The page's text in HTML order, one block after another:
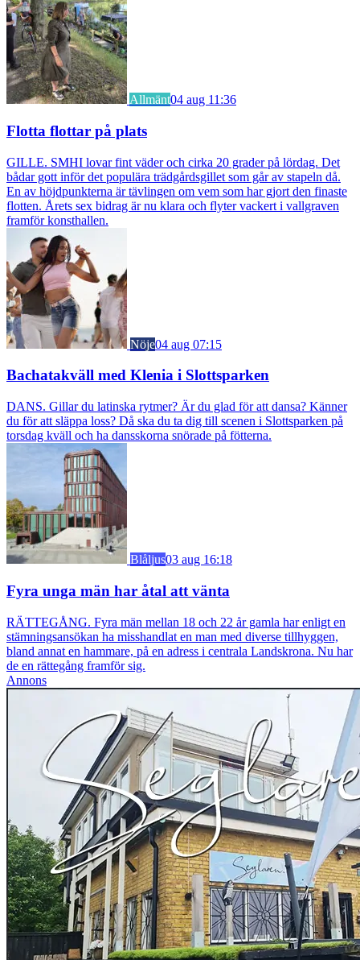
Allmänt04 aug 11:36
Flotta flottar på plats
GILLE. SMHI lovar fint väder och cirka 20 grader på lördag. Det
bådar gott inför det populära trädgårdsgillet som går av stapeln då.
En av höjdpunkterna är tävlingen om vem som har gjort den finaste
flotten. Årets sex bidrag är nu klara och flyter vackert i vallgraven
framför konsthallen.
Nöje04 aug 07:15
Bachatakväll med Klenia i Slottsparken
DANS. Gillar du latinska rytmer? Är du glad för att dansa? Känner
du för att släppa loss? Då ska du ta dig till scenen i Slottsparken på
torsdag kväll och ha dansskorna snörade på fötterna.
Blåljus03 aug 16:18
Fyra unga män har åtal att vänta
RÄTTEGÅNG. Fyra män mellan 18 och 22 år gamla har enligt en
stämningsansökan ha misshandlat en man med diverse tillhyggen,
bland annat en hammare, på en adress i centrala Landskrona. Nu har
de en rättegång framför sig.
Annons